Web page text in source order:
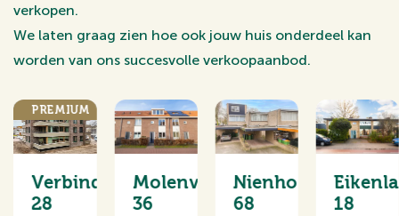
verkopen.
We laten graag zien hoe ook jouw huis onderdeel kan
worden van ons succesvolle verkoopaanbod.
PREMIUM
Verbindelaarshof
28
Molenveen
36
Nienhof
68
18